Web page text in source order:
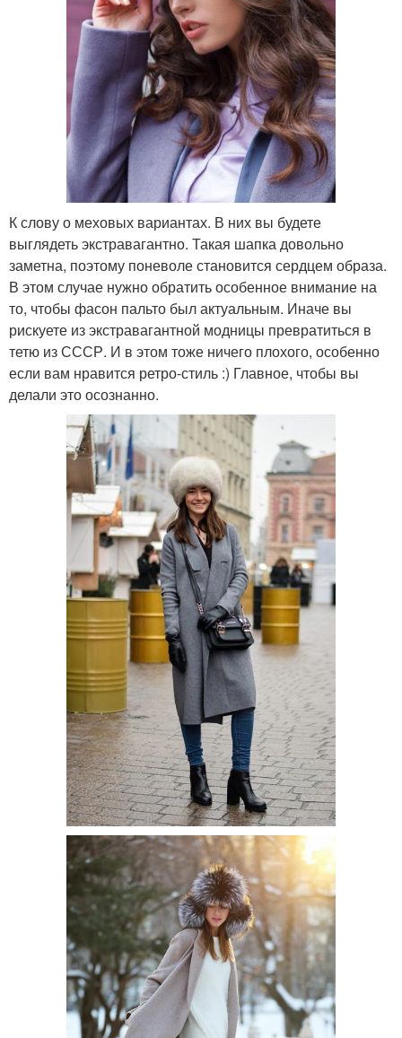
К слову о меховых вариантах. В них вы будете
выглядеть экстравагантно. Такая шапка довольно
заметна, поэтому поневоле становится сердцем образа.
В этом случае нужно обратить особенное внимание на
то, чтобы фасон пальто был актуальным. Иначе вы
рискуете из экстравагантной модницы превратиться в
тетю из СССР. И в этом тоже ничего плохого, особенно
если вам нравится ретро-стиль :) Главное, чтобы вы
делали это осознанно.